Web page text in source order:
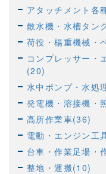
アタッチメント各
散水機・水槽タン
荷役・楊重機械・
コンプレッサー・
(20)
水中ポンプ・水処
発電機・溶接機・
高所作業車(36)
電動・エンジン工
台車・作業足場・
整地・運搬(10)